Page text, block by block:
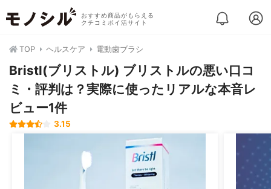
おすすめ商品がもらえる
クチコミポイ活サイト
TOP ヘルスケア 電動歯ブラシ
Bristl(ブリストル) ブリストルの悪い口コ
ミ・評判は？実際に使ったリアルな本音レ
ビュー1件
3.15